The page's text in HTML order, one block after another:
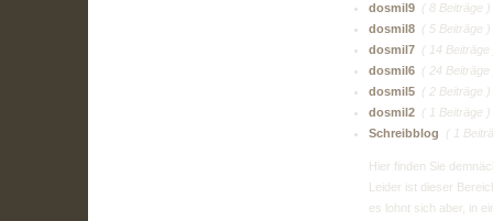
dosmil9 ( 8 Beiträge )
dosmil8 ( 5 Beiträge )
dosmil7 ( 14 Beiträge
dosmil6 ( 24 Beiträge
dosmil5 ( 2 Beiträge )
dosmil2 ( 1 Beiträge )
Schreibblog
( 1
Hier finden Sie
Leider ist dieser
es lohnt sich aber, in